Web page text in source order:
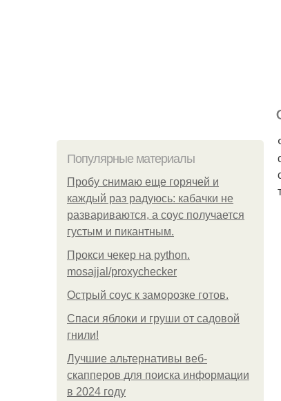
Популярные материалы
Пробу снимаю еще горячей и
каждый раз радуюсь: кабачки не
развариваются, а соус получается
густым и пикантным.
Прокси чекер на python.
mosajjal/proxychecker
Острый соус к заморозке готов.
Спаси яблоки и груши от садовой
гнили!
Лучшие альтернативы веб-
скапперов для поиска информации
в 2024 году